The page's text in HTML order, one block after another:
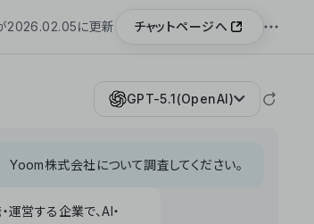
2026.02.05に更新 チャットページへ
GPT-5.1(OpenAI)
Yoom株式会社について調査してください。
営する企業で、AI・